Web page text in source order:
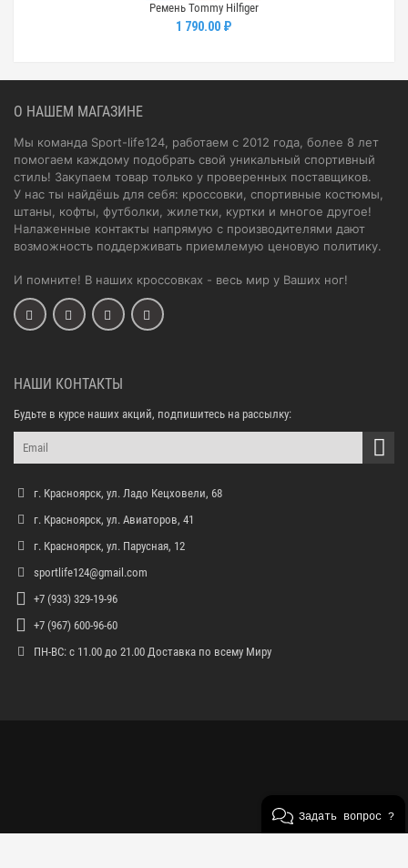
Ремень Tommy Hilfiger
1 790.00 ₽
О НАШЕМ МАГАЗИНЕ
Мы команда Sport-life124, работаем с 2012 года, более 8 лет
помогаем каждому подобрать свой уникальный спортивный
стиль! Закупаем товар только у проверенных поставщиков.
У нас ты найдёшь для себя: кроссовки, спортивные костюмы,
штаны, кофты, футболки, жилетки, куртки и многое другое!
Налаженные контакты напрямую с производителями дают
возможность поддерживать приемлемую ценовую политику.
И помните! В наших кроссовках - весь мир у Ваших ног!
НАШИ КОНТАКТЫ
Будьте в курсе наших акций, подпишитесь на рассылку:
г. Красноярск, ул. Ладо Кецховели, 68
г. Красноярск, ул. Авиаторов, 41
г. Красноярск, ул. Парусная, 12
sportlife124@gmail.com
+7 (933) 329-19-96
+7 (967) 600-96-60
ПН-ВС: с 11.00 до 21.00 Доставка по всему Миру
Задать вопрос ?